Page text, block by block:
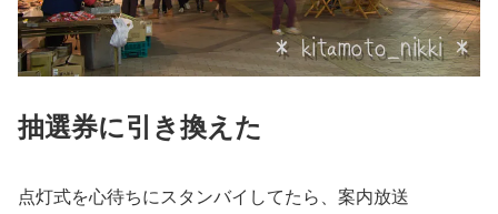
抽選券に引き換えた
点灯式を心待ちにスタンバイしてたら、案内放送